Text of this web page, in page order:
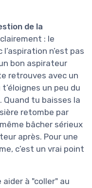
de la
: le
n’est pas
bon aspirateur
retrouves avec un
un peu du
Quand tu baisses la
retombe par
bâcher sérieux
après. Pour une
c’est un vrai point
à "coller" au